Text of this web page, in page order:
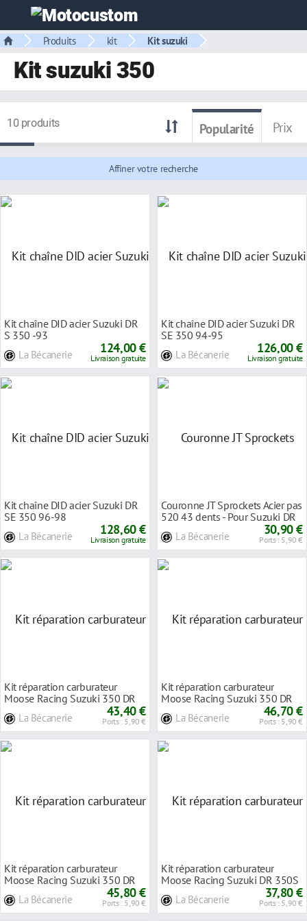
Produits kit Kit suzuki
Kit suzuki 350
10 produits Popularité Prix
Affiner votre recherche
Kit chaîne DID acier Suzuki DR
S 350 -93
La Bécanerie 124,00 €
Livraison gratuite
Kit chaîne DID acier Suzuki DR
SE 350 94-95
La Bécanerie 126,00 €
Livraison gratuite
Kit chaîne DID acier Suzuki DR
SE 350 96-98
La Bécanerie 128,60 €
Livraison gratuite
Couronne JT Sprockets Acier pas
520 43 dents - Pour Suzuki DR
La Bécanerie 30,90 €
Ports : 5,90 €
Kit réparation carburateur
Moose Racing Suzuki 350 DR
La Bécanerie 43,40 €
Ports : 5,90 €
Kit réparation carburateur
Moose Racing Suzuki 350 DR
La Bécanerie 46,70 €
Ports : 5,90 €
Kit réparation carburateur
Moose Racing Suzuki 350 DR
La Bécanerie 45,80 €
Ports : 5,90 €
Kit réparation carburateur
Moose Racing Suzuki DR 350S
La Bécanerie 37,80 €
Ports : 5,90 €